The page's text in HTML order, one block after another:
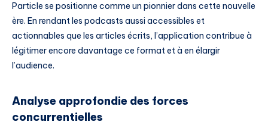
Particle se positionne comme un pionnier dans cette nouvelle
ère. En rendant les podcasts aussi accessibles et
actionnables que les articles écrits, l’application contribue à
légitimer encore davantage ce format et à en élargir
l’audience.
Analyse approfondie des forces
concurrentielles